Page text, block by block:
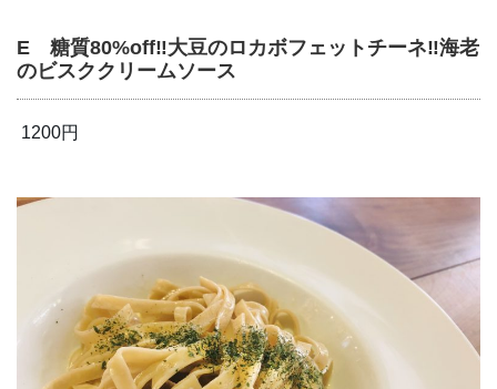
E 糖質80%off‼︎大豆のロカボフェットチーネ‼︎海老
のビスククリームソース
1200円